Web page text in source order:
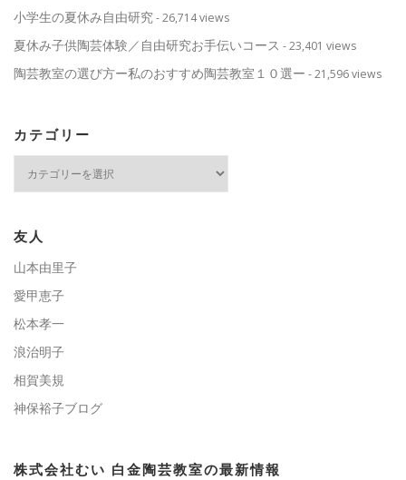
小学生の夏休み自由研究- 26,714 views
夏休み子供陶芸体験／自由研究お手伝いコース - 23,401 views
陶芸教室の選び方ー私のおすすめ陶芸教室１０選ー - 21,596 views
カテゴリー
ー
友人
山本由里子
愛甲恵子
松本孝一
浪治明子
相賀美規
神保裕子ブログ
株式会社むい 白金陶芸教室の最新情報